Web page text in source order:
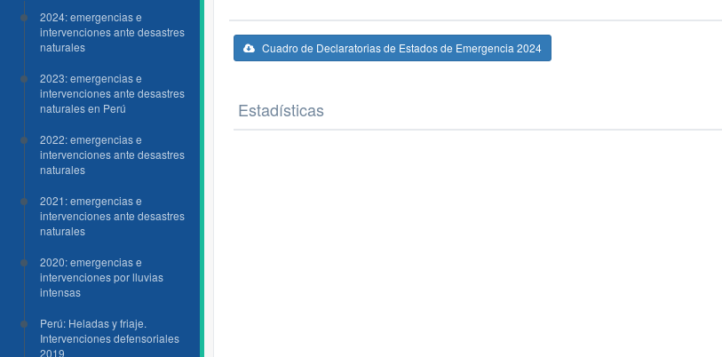
2024: emergencias e
intervenciones ante desastres
naturales
2023: emergencias e
intervenciones ante desastres
naturales en Perú
2022: emergencias e
intervenciones ante desastres
naturales
2021: emergencias e
intervenciones ante desastres
naturales
2020: emergencias e
intervenciones por lluvias
intensas
Perú: Heladas y friaje.
Intervenciones defensoriales
2019
Cuadro de Declaratorias de Estados de Emergencia 2024
Estadísticas